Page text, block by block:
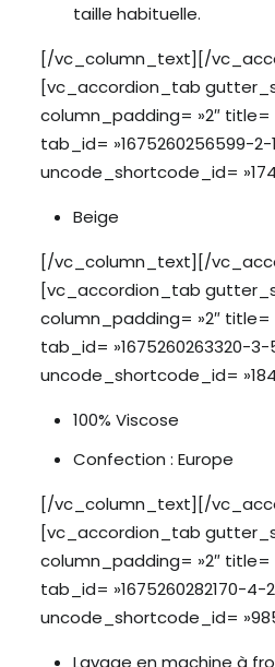
taille habituelle.
[/vc_column_text][/
[vc_accordion_tab
column_padding= »2″ title=
tab_id= »1675260256599-
uncode_shortcode_id=
Beige
[/vc_column_text][/
[vc_accordion_tab
column_padding= »2″ title=
tab_id= »1675260263320-
uncode_shortcode_id=
100% Viscose
Confection : Europe
[/vc_column_text][/
[vc_accordion_tab
column_padding= »2″ title=
tab_id= »1675260282170-
uncode_shortcode_id=
Lavage en machine à